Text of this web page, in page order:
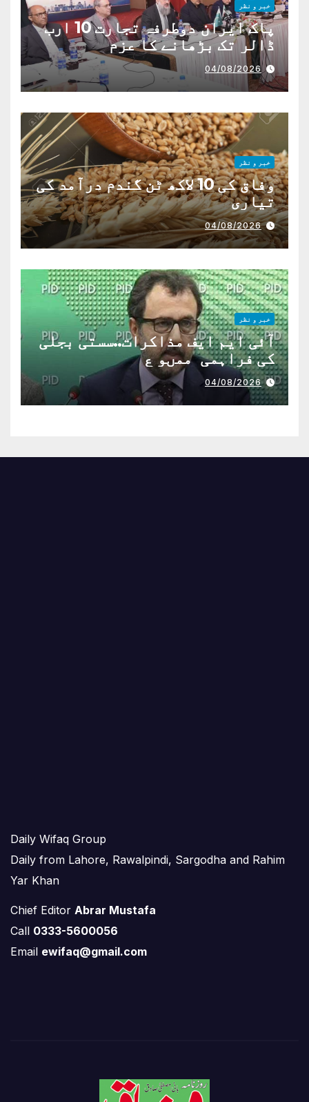
خبر و نظر
پاک ایران دوطرفہ تجارت 10 ارب
ڈالر تک بڑھانے کا عزم
04/08/2026
خبر و نظر
وفاق کی 10 لاکھ ٹن گندم درآمد کی
تیاری
04/08/2026
خبر و نظر
آئی ایم ایف مذاکرات..سستی بجلی
کی فراہمی ممںو ع
04/08/2026
Daily Wifaq Group
Daily from Lahore, Rawalpindi, Sargodha and Rahim
Yar Khan
Chief Editor Abrar Mustafa
Call 0333-5600056
Email ewifaq@gmail.com